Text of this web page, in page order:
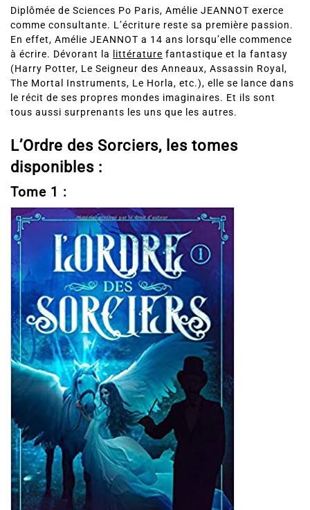
Diplômée de Sciences Po Paris, Amélie JEANNOT exerce
comme consultante. L’écriture reste sa première passion.
En effet, Amélie JEANNOT a 14 ans lorsqu’elle commence
à écrire. Dévorant la
littérature fantastique et la fantasy
(Harry Potter, Le Seigneur des Anneaux, Assassin Royal,
The Mortal Instruments, Le Horla, etc.), elle se lance dans
le récit de ses propres mondes imaginaires. Et ils sont
tous aussi surprenants les uns que les autres.
L’Ordre des Sorciers, les tomes
disponibles :
Tome 1 :